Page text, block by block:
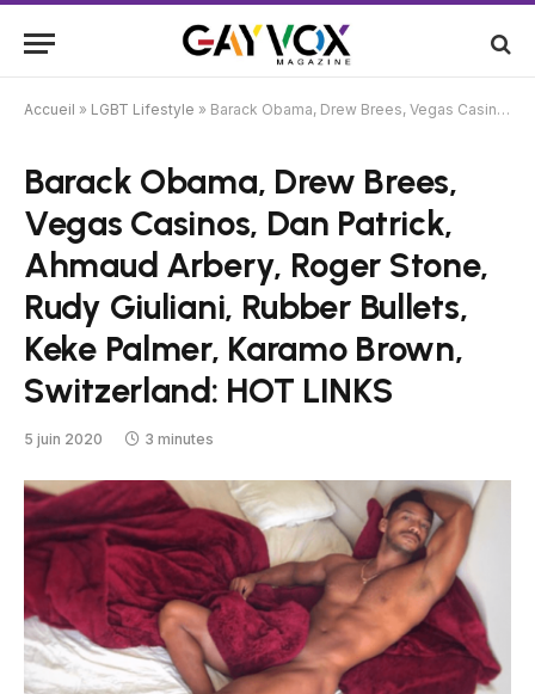
Accueil » LGBT Lifestyle » Barack Obama, Drew Brees, Vegas Casinos, Dan Patrick, Ahmaud Arbery, Roger Stone, Rudy Giuliani, Rubber Bullets, Keke Palmer, Karamo Brown, Switzerland: HOT LINKS
Barack Obama, Drew Brees,
Vegas Casinos, Dan Patrick,
Ahmaud Arbery, Roger Stone,
Rudy Giuliani, Rubber Bullets,
Keke Palmer, Karamo Brown,
Switzerland: HOT LINKS
5 juin 2020 3 minutes